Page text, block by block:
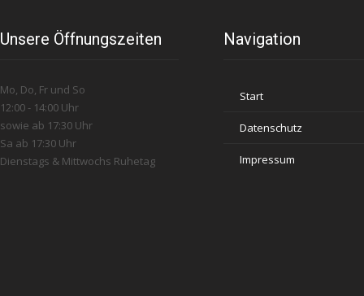
Unsere Öffnungszeiten
Mo, Do, Fr und So
12:00 - 14:00 Uhr
sowie ab 17:30 Uhr
Sa ab 17:30 Uhr
Dienstags & Mittwochs Ruhetag
Navigation
Start
Datenschutz
Impressum